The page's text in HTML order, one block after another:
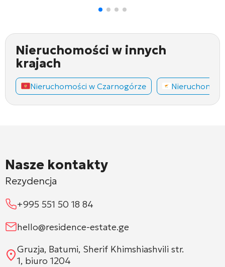
Nieruchomości w innych
krajach
Nieruchomości w Czarnogórze
Nasze kontakty
Rezydencja
+995 551 50 18 84
hello@residence-estate.ge
Gruzja, Batumi, Sherif Khimshiashvili str.
1, biuro 1204